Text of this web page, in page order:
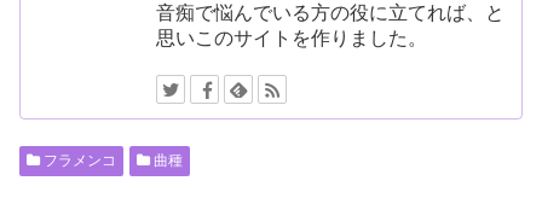
音痴で悩んでいる方の役に立てれば、と
思いこのサイトを作りました。
フラメンコ 曲種